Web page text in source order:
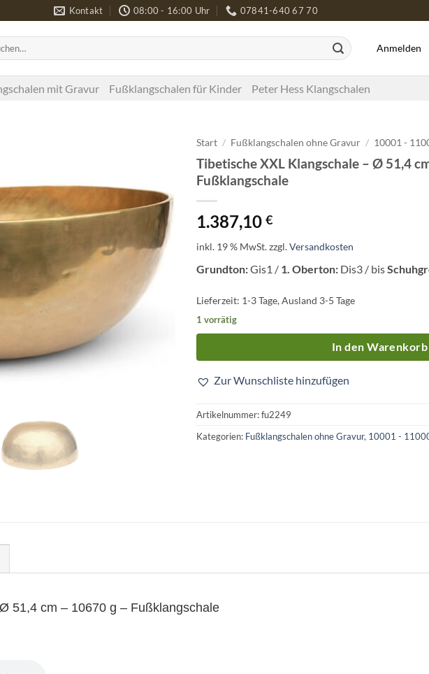
Kontakt 08:00 - 16:00 Uhr 07841-640 67 70
Anmelden
mit Gravur Fußklangschalen für Kinder Peter Hess Klangschalen
Start / Fußklangschalen ohne Gravur / 10001 -
Tibetische XXL Klangschale – Ø 51,4
Fußklangschale
1.387,10 €
inkl. 19 % MwSt.zzgl.Versandkosten
Grundton:Gis1 / 1. Oberton: Dis3 / bis
Lieferzeit: 1-3 Tage, Ausland 3-5 Tage
1 vorrätig
In den Warenkorb
Zur Wunschliste hinzufügen
Artikelnummer:fu2249
Kategorien: Fußklangschalen ohne Gravur, 10001 -
51,4 cm – 10670 g – Fußklangschale